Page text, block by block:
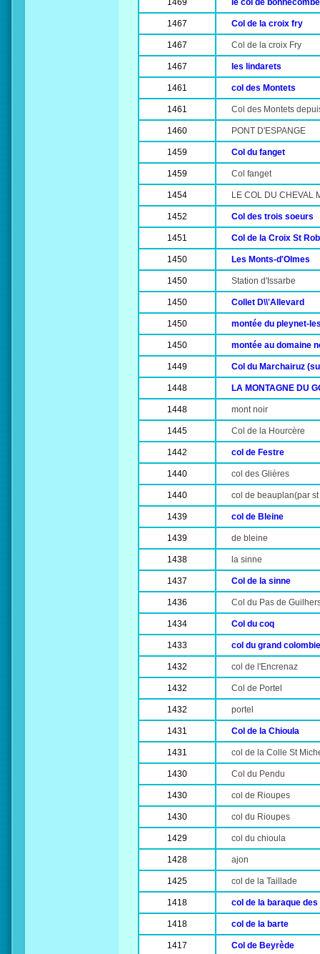
1469 le col de bonnecombe
1467 Col de la croix fry
1467 Col de la croix Fry
1467 les lindarets
1461 col des Montets
1461 Col des Montets
1460 PONT D'ESPANGE
1459 Col du fanget
1459 Col fanget
1454 LE COL DU CHEVAL
1452 Col des trois soeurs
1451 Col de la Croix St
1450 Les Monts-d'Olmes
1450 Station d'Issarbe
1450 Collet D\\'Allevard
1450 montée du pleynet-
1450 montée au domaine
1449 Col du Marchairuz
1448 LA MONTAGNE DU
1448 mont noir
1445 Col de la Hourcère
1442 col de Festre
1440 col des Glières
1440 col de beauplan(par
1439 col de Bleine
1439 de bleine
1438 la sinne
1437 Col de la sinne
1436 Col du Pas de
1434 Col du coq
1433 col du grand
1432 col de l'Encrenaz
1432 Col de Portel
1432 portel
1431 Col de la Chioula
1431 col de la Colle St
1430 Col du Pendu
1430 col de Rioupes
1430 col du Rioupes
1429 col du chioula
1428 ajon
1425 col de la Taillade
1418 col de la baraque
1418 col de la barte
1417 Col de Beyrède